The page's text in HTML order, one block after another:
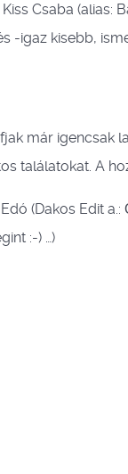
Csaba (alias:
-igaz kisebb,
már igencsak
találatokat. A
(Dakos Edit
:-) …)
verseny
2007 rendezvények